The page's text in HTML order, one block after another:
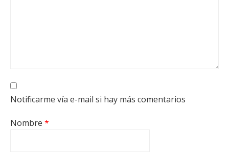
Notificarme vía e-mail si hay más comentarios
Nombre *